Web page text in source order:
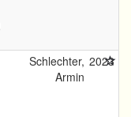
Schlechter,
Armin
2023